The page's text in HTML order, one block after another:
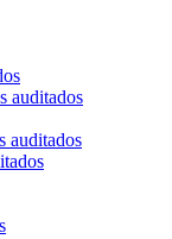
auditados
auditados